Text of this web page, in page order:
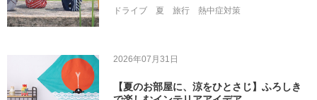
ドライブ 夏 旅行 熱中症対策
2026年07月31日
【夏のお部屋に、涼をひとさじ】ふろしき